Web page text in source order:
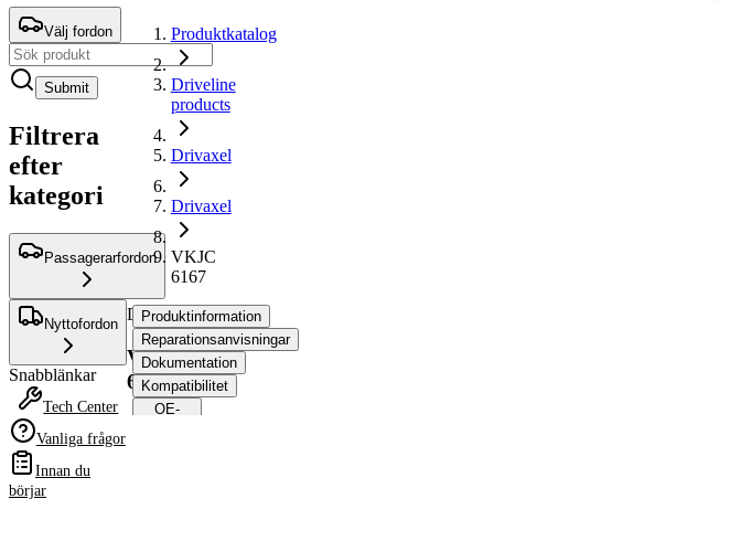
Välj fordon
Submit
Filtrera
efter
kategori
Passagerarfordon
Nyttofordon
Snabblänkar
Tech Center
Vanliga frågor
Innan du
börjar
Produktkatalog
Driveline
products
Drivaxel
Drivaxel
VKJC
6167
Drivaxel
VKJC
6167
Produktinformation
Reparationsanvisningar
Dokumentation
Kompatibilitet
OE-